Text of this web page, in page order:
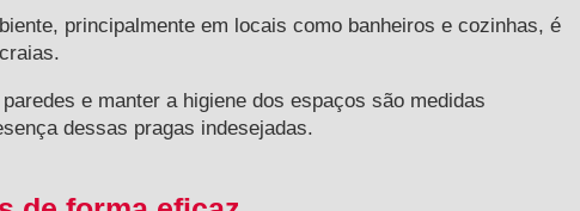
principalmente em locais como banheiros e cozinhas, é
e manter a higiene dos espaços são medidas
dessas pragas indesejadas.